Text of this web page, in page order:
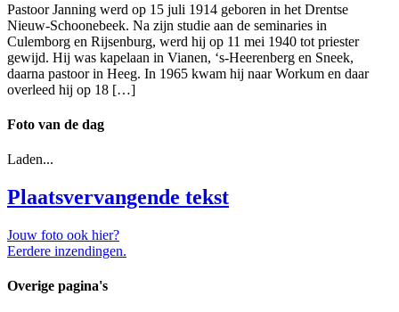
Pastoor Janning werd op 15 juli 1914 geboren in het Drentse
Nieuw-Schoonebeek. Na zijn studie aan de seminaries in
Culemborg en Rijsenburg, werd hij op 11 mei 1940 tot priester
gewijd. Hij was kapelaan in Vianen, ‘s-Heerenberg en Sneek,
daarna pastoor in Heeg. In 1965 kwam hij naar Workum en daar
overleed hij op 18 […]
Foto van de dag
Laden...
Plaatsvervangende tekst
Jouw foto ook hier?
Eerdere inzendingen.
Overige pagina's